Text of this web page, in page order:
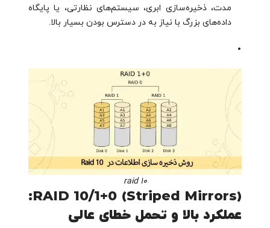
مدت، ذخیره‌سازی ابری، سیستم‌های نظارتی، یا پایگاه
داده‌های بزرگ با نیاز به در دسترس بودن بسیار بالا.
raid 10
RAID 10/1+0 (Striped Mirrors):
عملکرد بالا و تحمل خطای عالی